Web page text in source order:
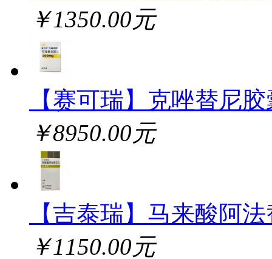
￥1350.00元
【赛可瑞】克唑替尼
￥8950.00元
【吉泰瑞】马来酸阿
￥1150.00元